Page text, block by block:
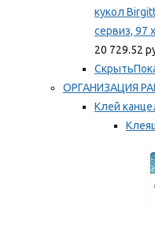
кукол
сервиз, 97
20 729.52
Скрыть
ОРГАНИЗАЦИЯ
Клей
Мы